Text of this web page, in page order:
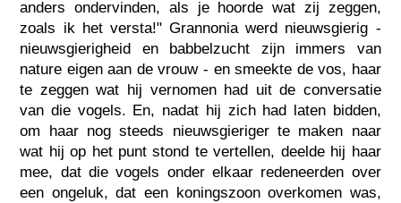
anders ondervinden, als je hoorde wat zij zeggen,
zoals ik het versta!" Grannonia werd nieuwsgierig -
nieuwsgierigheid en babbelzucht zijn immers van
nature eigen aan de vrouw - en smeekte de vos, haar
te zeggen wat hij vernomen had uit de conversatie
van die vogels. En, nadat hij zich had laten bidden,
om haar nog steeds nieuwsgieriger te maken naar
wat hij op het punt stond te vertellen, deelde hij haar
mee, dat die vogels onder elkaar redeneerden over
een ongeluk, dat een koningszoon overkomen was,